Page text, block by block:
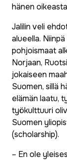
hänen
Jalilin veli
alueella.
pohjoismaat
Norjaan,
jokaiseen
Suomen, sillä
elämän laatu,
työkulttuuri
Suomen
(scholarship).
– En ole